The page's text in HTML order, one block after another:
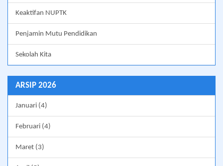
Keaktifan NUPTK
Penjamin Mutu Pendidikan
Sekolah Kita
ARSIP 2026
Januari (4)
Februari (4)
Maret (3)